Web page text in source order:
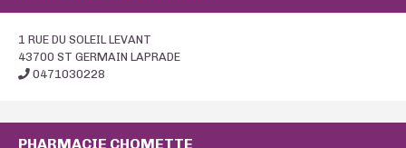
1 RUE DU SOLEIL LEVANT
43700 ST GERMAIN LAPRADE
0471030228
PHARMACIE CHOMETTE